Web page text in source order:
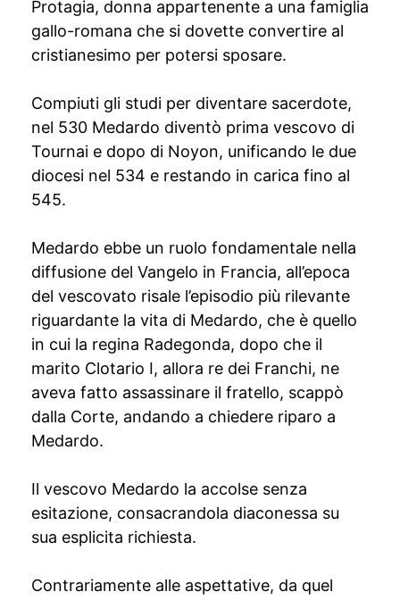
Protagia, donna appartenente a una famiglia
gallo-romana che si dovette convertire al
cristianesimo per potersi sposare.
Compiuti gli studi per diventare sacerdote,
nel 530 Medardo diventò prima vescovo di
Tournai e dopo di Noyon, unificando le due
diocesi nel 534 e restando in carica fino al
545.
Medardo ebbe un ruolo fondamentale nella
diffusione del Vangelo in Francia, all’epoca
del vescovato risale l’episodio più rilevante
riguardante la vita di Medardo, che è quello
in cui la regina Radegonda, dopo che il
marito Clotario I, allora re dei Franchi, ne
aveva fatto assassinare il fratello, scappò
dalla Corte, andando a chiedere riparo a
Medardo.
Il vescovo Medardo la accolse senza
esitazione, consacrandola diaconessa su
sua esplicita richiesta.
Contrariamente alle aspettative, da quel